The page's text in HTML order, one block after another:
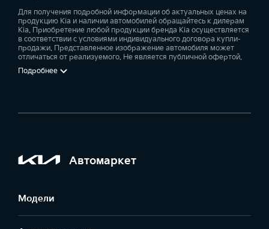
Для получения подробной информации об актуальных ценах на
продукцию Kia и наличии автомобилей обращайтесь к дилерам
Kia. Приобретение любой продукции бренда Kia осуществляется
в соответствии с условиями индивидуального договора купли-
продажи. Представленное изображение автомобиля может
отличаться от реализуемого. Не является публичной офертой.
Подробнее
Автомаркет
Модели